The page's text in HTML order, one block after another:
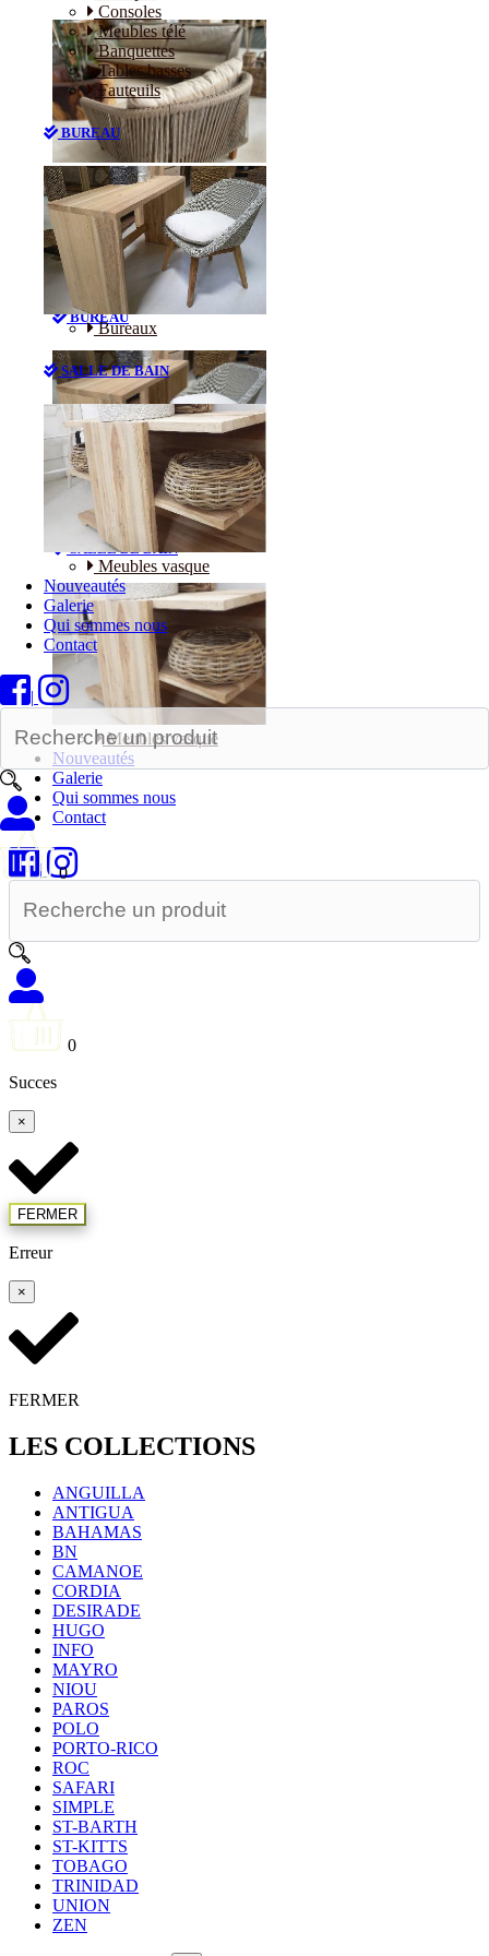
Consoles
Meubles télé
Banquettes
Tables basses
Fauteuils
BUREAU
Bureaux
SALLE DE BAIN
Meubles vasque
Nouveautés
Galerie
Qui sommes nous
Contact
|
0
Canapés
Consoles
Meubles télé
Banquettes
Tables basses
Fauteuils
BUREAU
Bureaux
SALLE DE BAIN
Meubles vasque
Nouveautés
Galerie
Qui sommes nous
Contact
|
0
Succes
×
FERMER
Erreur
×
FERMER
LES COLLECTIONS
ANGUILLA
ANTIGUA
BAHAMAS
BN
CAMANOE
CORDIA
DESIRADE
HUGO
INFO
MAYRO
NIOU
PAROS
POLO
PORTO-RICO
ROC
SAFARI
SIMPLE
ST-BARTH
ST-KITTS
TOBAGO
TRINIDAD
UNION
ZEN